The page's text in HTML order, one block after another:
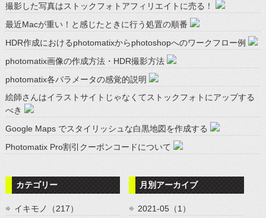
撮影した写真はストックフォトアフィリエイトに売る！
最近Macが重い！と感じたときに行う処置の順番
HDR作成におけるphotomatixからphotoshopへのワークフロー例
photomatix画像の作成方法・HDR撮影方法
photomatix各パラメータの感覚的説明
絵師さんはイラストサイトじゃなくてストックフォトにアップする
べき
Google Maps でスタイリッシュな白黒地図を作成する
Photomatix Pro割引クーポンコードについて
カテゴリー
イキモノ（217）
月別アーカイブ
2021-05（1）